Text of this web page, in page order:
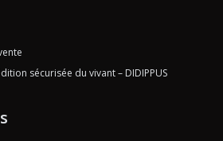
sécurisée du vivant – DIDIPPUS